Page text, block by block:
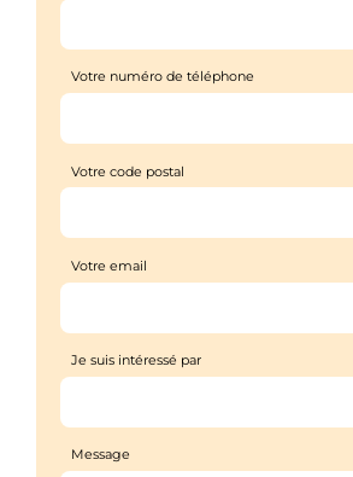
Votre numéro de téléphone
Votre code postal
Votre email
Je suis intéressé par
Message